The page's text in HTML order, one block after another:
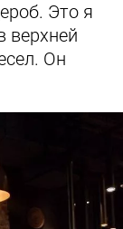
Это я
верхней
Он